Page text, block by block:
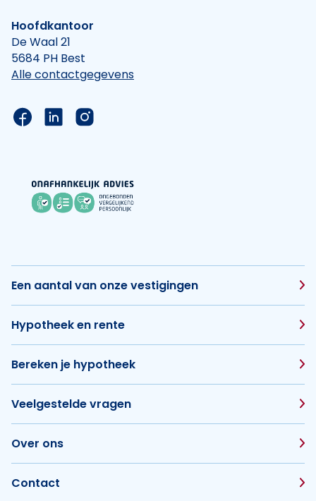
Hoofdkantoor
De Waal 21
5684 PH Best
Alle contactgegevens
Link naar de Facebook pagina van Hypotheek
Link naar de LinkedIn pagina van
Link naar de Instagram pagina van
Een aantal van onze vestigingen
Hypotheek en rente
Bereken je hypotheek
Veelgestelde vragen
Over ons
Contact